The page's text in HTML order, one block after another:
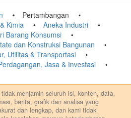
Pertambangan
Kimia
Aneka Industri
Barang Konsumsi
dan Konstruksi Bangunan
Utilitas & Transportasi
Jasa & Investasi
menjamin seluruh isi, konten, data,
berita, grafik dan analisa yang
dan lengkap, dan kami tidak